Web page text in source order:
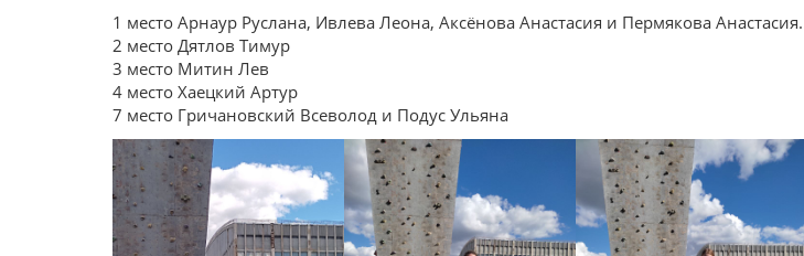
1 место Арнаур Руслана, Ивлева Леона, Аксёнова Анастасия и Пермякова Анастасия.
2 место Дятлов Тимур
3 место Митин Лев
4 место Хаецкий Артур
7 место Гричановский Всеволод и Подус Ульяна